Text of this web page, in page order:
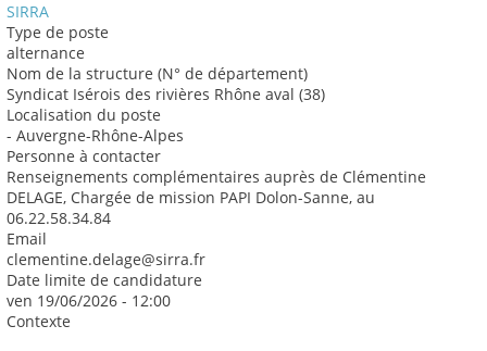
SIRRA
Type de poste
alternance
Nom de la structure (N° de département)
Syndicat Isérois des rivières Rhône aval (38)
Localisation du poste
- Auvergne-Rhône-Alpes
Personne à contacter
Renseignements complémentaires auprès de Clémentine
DELAGE, Chargée de mission PAPI Dolon-Sanne, au
06.22.58.34.84
Email
clementine.delage@sirra.fr
Date limite de candidature
ven 19/06/2026 - 12:00
Contexte